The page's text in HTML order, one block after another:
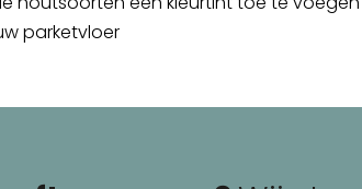
parketvloer